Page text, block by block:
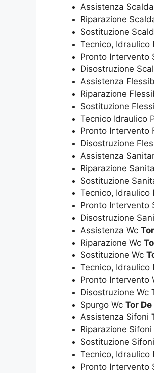
Assistenza
Riparazione
Sostituzione
Tecnico, Idraulico
Pronto Intervento
Disostruzione
Assistenza
Riparazione
Sostituzione
Tecnico Idraulico
Pronto Intervento
Disostruzione
Assistenza
Riparazione
Sostituzione
Tecnico, Idraulico
Pronto Intervento
Disostruzione
Assistenza Wc
Riparazione Wc
Sostituzione Wc
Tecnico, Idraulico
Pronto Intervento
Disostruzione Wc
Spurgo Wc Tor
Assistenza Sifoni
Riparazione Sifoni
Sostituzione Sifoni
Tecnico, Idraulico
Pronto Intervento